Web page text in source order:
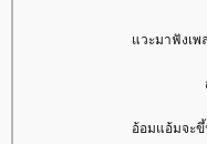
วะมาฟังเพ
อ้อมแอ้มจะขึ้